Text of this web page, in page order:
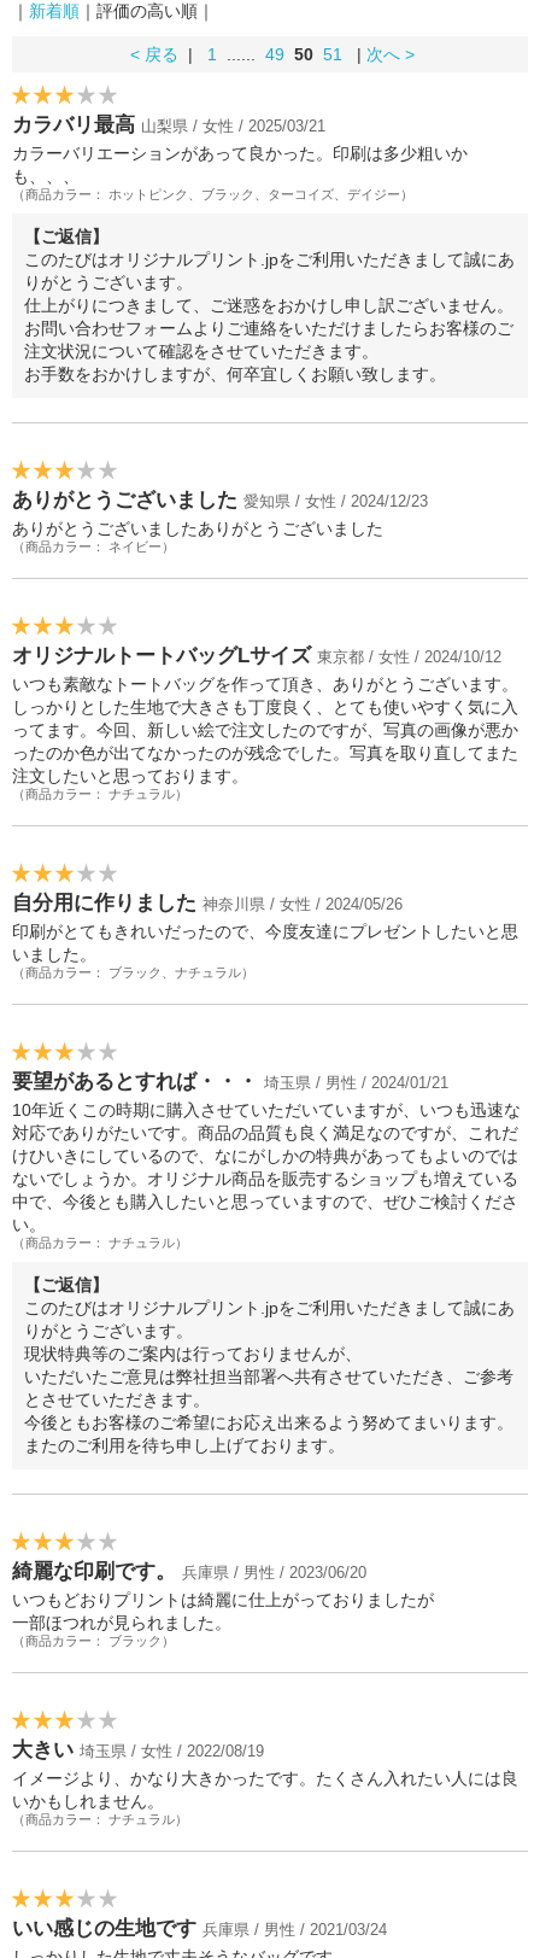
｜ 新着順 ｜評価の高い順｜
< 戻る | 1 49 50 51 | 次へ >
カラバリ最高 山梨県 / 女性 / 2025/03/21
カラーバリエーションがあって良かった。印刷は多少粗いか
も、、、
（商品カラー： ホットピンク、ブラック、ターコイズ、デイジー）
【ご返信】
このたびはオリジナルプリント.jpをご利用いただきまして誠にあ
りがとうございます。
仕上がりにつきまして、ご迷惑をおかけし申し訳ございません。
お問い合わせフォームよりご連絡をいただけましたらお客様のご
注文状況について確認をさせていただきます。
お手数をおかけしますが、何卒宜しくお願い致します。
ありがとうございました 愛知県 / 女性 / 2024/12/23
ありがとうございましたありがとうございました
（商品カラー： ネイビー）
オリジナルトートバッグLサイズ 東京都 / 女性 / 2024/10/12
いつも素敵なトートバッグを作って頂き、ありがとうございます。
しっかりとした生地で大きさも丁度良く、とても使いやすく気に入
ってます。今回、新しい絵で注文したのですが、写真の画像が悪か
ったのか色が出てなかったのが残念でした。写真を取り直してまた
注文したいと思っております。
（商品カラー： ナチュラル）
自分用に作りました 神奈川県 / 女性 / 2024/05/26
印刷がとてもきれいだったので、今度友達にプレゼントしたいと思
いました。
（商品カラー： ブラック、ナチュラル）
要望があるとすれば・・・ 埼玉県 / 男性 / 2024/01/21
10年近くこの時期に購入させていただいていますが、いつも迅速な
対応でありがたいです。商品の品質も良く満足なのですが、これだ
けひいきにしているので、なにがしかの特典があってもよいのでは
ないでしょうか。オリジナル商品を販売するショップも増えている
中で、今後とも購入したいと思っていますので、ぜひご検討くださ
い。
（商品カラー： ナチュラル）
【ご返信】
このたびはオリジナルプリント.jpをご利用いただきまして誠にあ
りがとうございます。
現状特典等のご案内は行っておりませんが、
いただいたご意見は弊社担当部署へ共有させていただき、ご参考
とさせていただきます。
今後ともお客様のご希望にお応え出来るよう努めてまいります。
またのご利用を待ち申し上げております。
綺麗な印刷です。 兵庫県 / 男性 / 2023/06/20
いつもどおりプリントは綺麗に仕上がっておりましたが
一部ほつれが見られました。
（商品カラー： ブラック）
大きい 埼玉県 / 女性 / 2022/08/19
イメージより、かなり大きかったです。たくさん入れたい人には良
いかもしれません。
（商品カラー： ナチュラル）
いい感じの生地です 兵庫県 / 男性 / 2021/03/24